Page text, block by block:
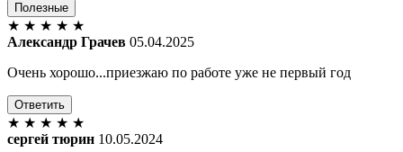
Полезные
★ ★ ★ ★ ★
Александр Грачев 05.04.2025
Очень хорошо...приезжаю по работе уже не первый год
Ответить
★ ★ ★ ★ ★
сергей тюрин 10.05.2024